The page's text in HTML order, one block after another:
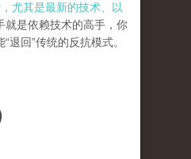
尤其是最新的技术、以
就是依赖技术的高手，你
退回”传统的反抗模式。